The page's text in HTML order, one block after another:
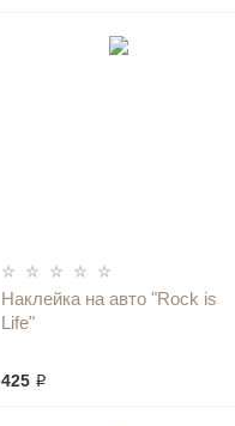
Наклейка на авто "Rock is
Life"
425 ₽